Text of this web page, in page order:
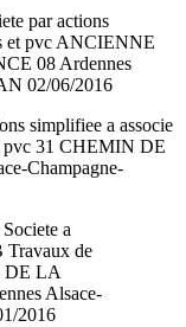
par actions
et pvc ANCIENNE
08 Ardennes
02/06/2016
simplifiee a associe
pvc 31 CHEMIN DE
Champagne-
a
Travaux de
DE LA
Alsace-
2016